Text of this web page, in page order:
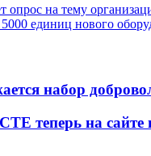
опрос на тему
единиц нового
набор
теперь на сайте